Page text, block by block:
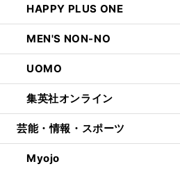
HAPPY PLUS ONE
MEN'S NON-NO
UOMO
集英社オンライン
芸能・情報・スポーツ
Myojo